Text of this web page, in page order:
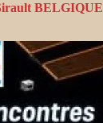
BELGIQUE